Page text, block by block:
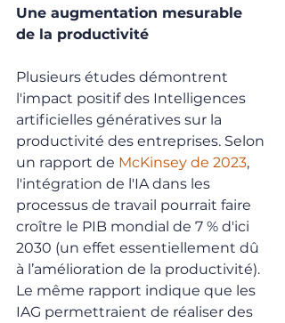
Une augmentation mesurable
de la productivité
Plusieurs études démontrent
l'impact positif des Intelligences
artificielles génératives sur la
productivité des entreprises. Selon
un rapport de McKinsey de 2023,
l'intégration de l'IA dans les
processus de travail pourrait faire
croître le PIB mondial de 7 % d'ici
2030 (un effet essentiellement dû
à l’amélioration de la productivité).
Le même rapport indique que les
IAG permettraient de réaliser des